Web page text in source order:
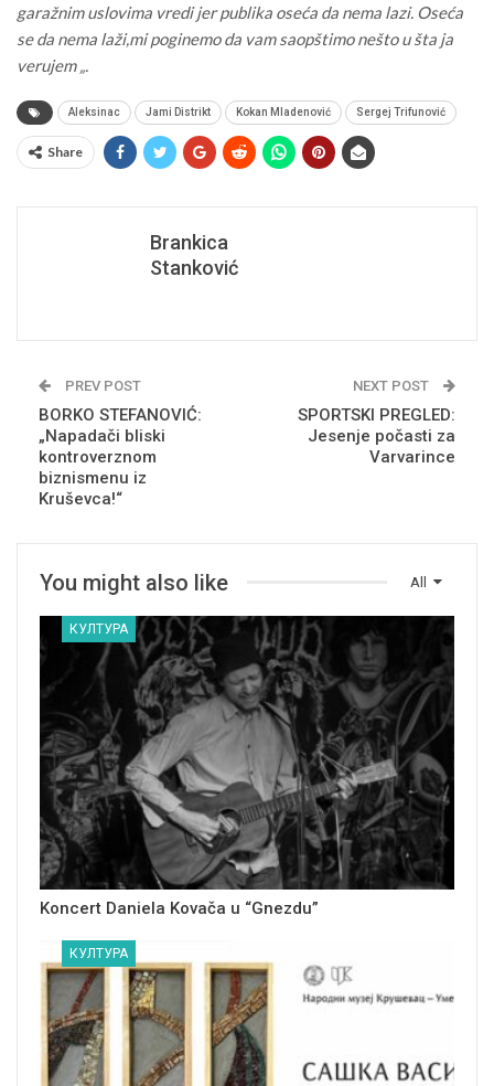
garažnim uslovima vredi jer publika oseća da nema lazi. Oseća
se da nema laži,mi poginemo da vam saopštimo nešto u šta ja
verujem „.
Aleksinac Jami Distrikt Kokan Mladenović Sergej Trifunović
Share
Brankica
Stanković
PREV POST
BORKO STEFANOVIĆ:
„Napadači bliski
kontroverznom
biznismenu iz
Kruševca!“
NEXT POST
SPORTSKI PREGLED:
Jesenje počasti za
Varvarince
All
You might also like
КУЛТУРА
Koncert Daniela Kovača u “Gnezdu”
КУЛТУРА